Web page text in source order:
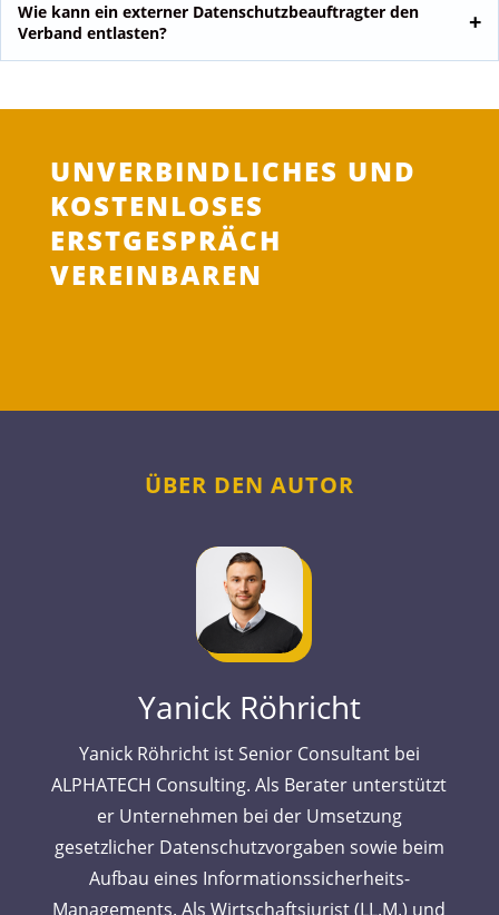
Wie kann ein externer Datenschutzbeauftragter den
Verband entlasten?
UNVERBINDLICHES UND
KOSTENLOSES
ERSTGESPRÄCH
VEREINBAREN
ÜBER DEN AUTOR
Yanick Röhricht
Yanick Röhricht ist Senior Consultant bei
ALPHATECH Consulting. Als Berater unterstützt
er Unternehmen bei der Umsetzung
gesetzlicher Datenschutzvorgaben sowie beim
Aufbau eines Informationssicherheits-
Managements. Als Wirtschaftsjurist (LL.M.) und